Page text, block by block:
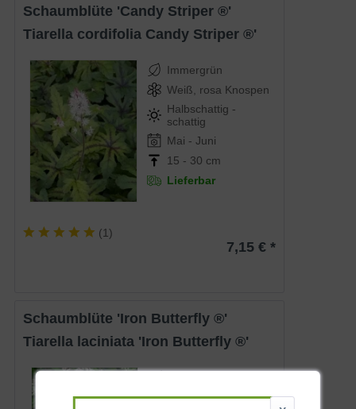
Schaumblüte 'Candy Striper ®'
Tiarella cordifolia Candy Striper ®'
Immergrün
Weiß, rosa Knospen
Halbschattig -
schattig
Mai - Juni
15 - 30 cm
Lieferbar
(1)
7,15 € *
Schaumblüte 'Iron Butterfly ®'
Tiarella laciniata 'Iron Butterfly ®'
Weißrosa